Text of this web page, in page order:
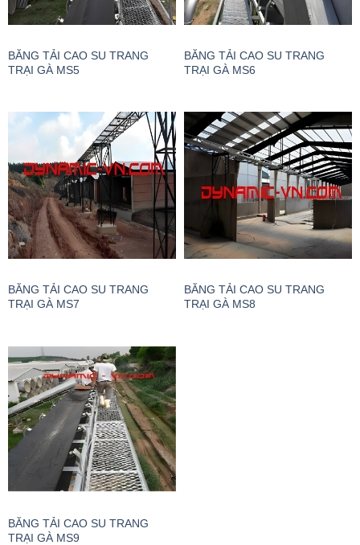
BĂNG TẢI CAO SU TRANG
TRẠI GÀ MS5
BĂNG TẢI CAO SU TRANG
TRẠI GÀ MS6
BĂNG TẢI CAO SU TRANG
TRẠI GÀ MS7
BĂNG TẢI CAO SU TRANG
TRẠI GÀ MS8
BĂNG TẢI CAO SU TRANG
TRẠI GÀ MS9